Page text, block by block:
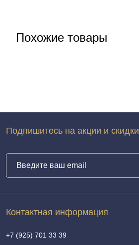
Похожие товары
Контактная информация
+7 (925) 701 33 39
Подпишитесь на акции и скидки